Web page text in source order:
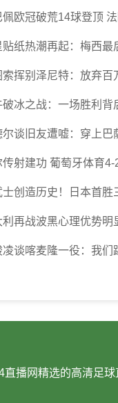
佩欧冠破荒14球登顶
贴纸热潮再起：梅西
索挥别泽尼特：放弃百
破冰之战：一场胜利背
尔谈旧友遭嘘：穿上巴
传射建功 葡萄牙体育
士创造历史！日本首
利再战波黑心理优势明
凌谈喀麦隆一役：我
直播网精选的高清足